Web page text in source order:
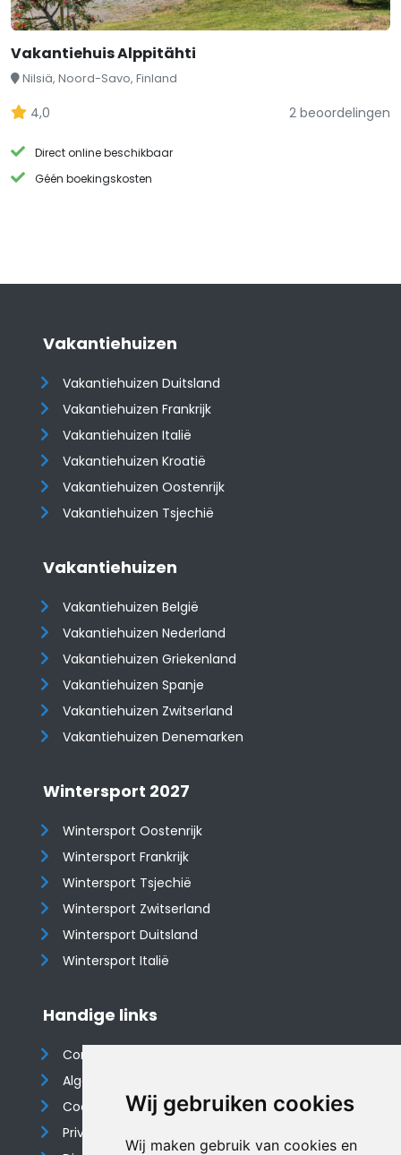
Wij gebruiken cookies
Wij maken gebruik van cookies en
Vakantiehuis Alppitähti
Nilsiä, Noord-Savo, Finland
4,0 2 beoordelingen
Direct online beschikbaar
Géén boekingskosten
Vakantiehuizen
Vakantiehuizen Duitsland
Vakantiehuizen Frankrijk
Vakantiehuizen Italië
Vakantiehuizen Kroatië
​​​​​​​Vakantiehuizen Oostenrijk
Vakantiehuizen Tsjechië
Vakantiehuizen
Vakantiehuizen België
Vakantiehuizen Nederland
Vakantiehuizen Griekenland
Vakantiehuizen Spanje
​​​​​​​Vakantiehuizen Zwitserland
Vakantiehuizen Denemarken
Wintersport 2027
Wintersport Oostenrijk
Wintersport Frankrijk
Wintersport Tsjechië
Wintersport Zwitserland
Wintersport Duitsland
Wintersport Italië
Handige links
Contact
Algemene voorwaarden
Cookieverklaring
Privacyverklaring